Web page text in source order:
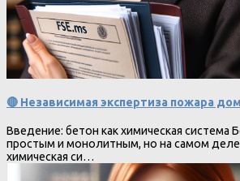
🔴 Независимая экспертиза пожара
Введение: бетон как химическая система
простым и монолитным, но на самом
химическая си…